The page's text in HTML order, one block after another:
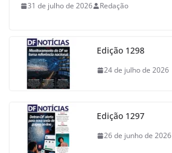
31 de julho de 2026 Redação
Edição 1298
24 de julho de 2026
Edição 1297
26 de junho de 2026